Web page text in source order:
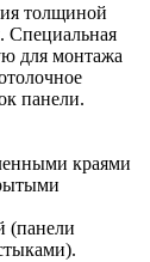
толщиной
Специальная
для монтажа
панели.
краями
(панели